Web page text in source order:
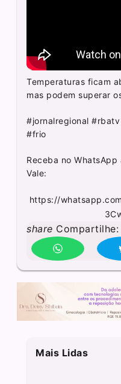
Temperaturas ficam
mas podem superar
#jornalregional
#frio
Receba no
Vale:
https://
share Compartilhe:
Mais Lidas